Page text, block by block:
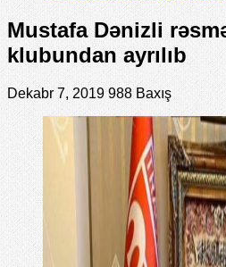
Mustafa Dənizli
klubundan ayrılıb
Dekabr 7, 2019 988 Baxış